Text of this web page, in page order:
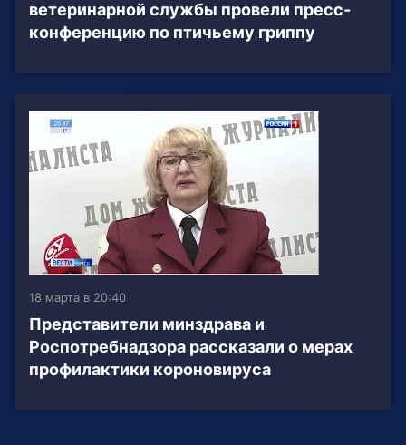
ветеринарной службы провели пресс-
конференцию по птичьему гриппу
18 марта в 20:40
Представители минздрава и
Роспотребнадзора рассказали о мерах
профилактики короновируса